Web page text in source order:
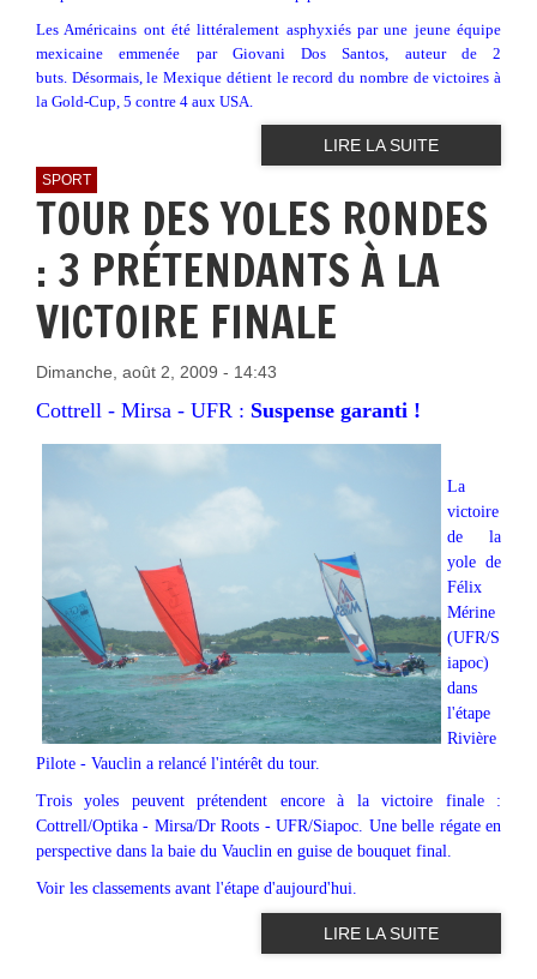
Les Américains ont été littéralement asphyxiés par une jeune équipe
mexicaine emmenée par Giovani Dos Santos, auteur de 2
buts. Désormais, le Mexique détient le record du nombre de victoires à
la Gold-Cup, 5 contre 4 aux USA.
LIRE LA SUITE
SPORT
TOUR DES YOLES RONDES
: 3 PRÉTENDANTS À LA
VICTOIRE FINALE
Dimanche, août 2, 2009 - 14:43
Cottrell - Mirsa - UFR : Suspense garanti !
La
victoire
de la
yole de
Félix
Mérine
(UFR/S
iapoc)
dans
l'étape
Rivière
Pilote - Vauclin a relancé l'intérêt du tour.
Trois yoles peuvent prétendent encore à la victoire finale :
Cottrell/Optika - Mirsa/Dr Roots - UFR/Siapoc. Une belle régate en
perspective dans la baie du Vauclin en guise de bouquet final.
Voir les classements avant l'étape d'aujourd'hui.
LIRE LA SUITE